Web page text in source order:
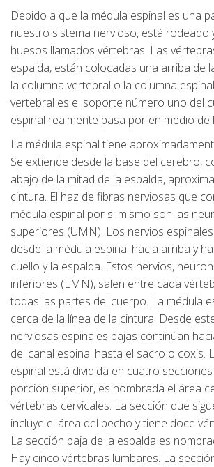
Debido a que la médula espinal es una
nuestro sistema nervioso, está rodeado
huesos llamados vértebras. Las
espalda, están colocadas una arriba de
la columna vertebral o la columna
vertebral es el soporte número uno del
espinal realmente pasa por en medio de
La médula espinal tiene
Se extiende desde la base del cerebro,
abajo de la mitad de la espalda,
cintura. El haz de fibras nerviosas que
médula espinal por si mismo son las
superiores (UMN). Los nervios
desde la médula espinal hacia arriba y
cuello y la espalda. Estos nervios,
inferiores (LMN), salen entre cada
todas las partes del cuerpo. La médula
cerca de la línea de la cintura. Desde
nerviosas espinales bajas continúan
del canal espinal hasta el sacro o coxis.
espinal está dividida en cuatro
porción superior, es nombrada el área
vértebras cervicales. La sección que
incluye el área del pecho y tiene doce
La sección baja de la espalda es
Hay cinco vértebras lumbares. La